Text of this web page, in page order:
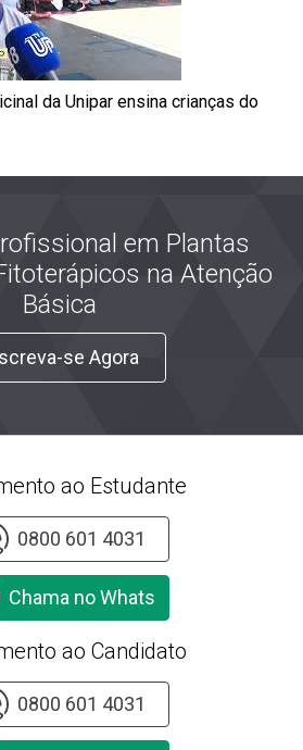
da Unipar ensina crianças do
em Plantas
na Atenção
Básica
se Agora
ao Estudante
0800 601 4031
Chama no Whats
ao Candidato
0800 601 4031